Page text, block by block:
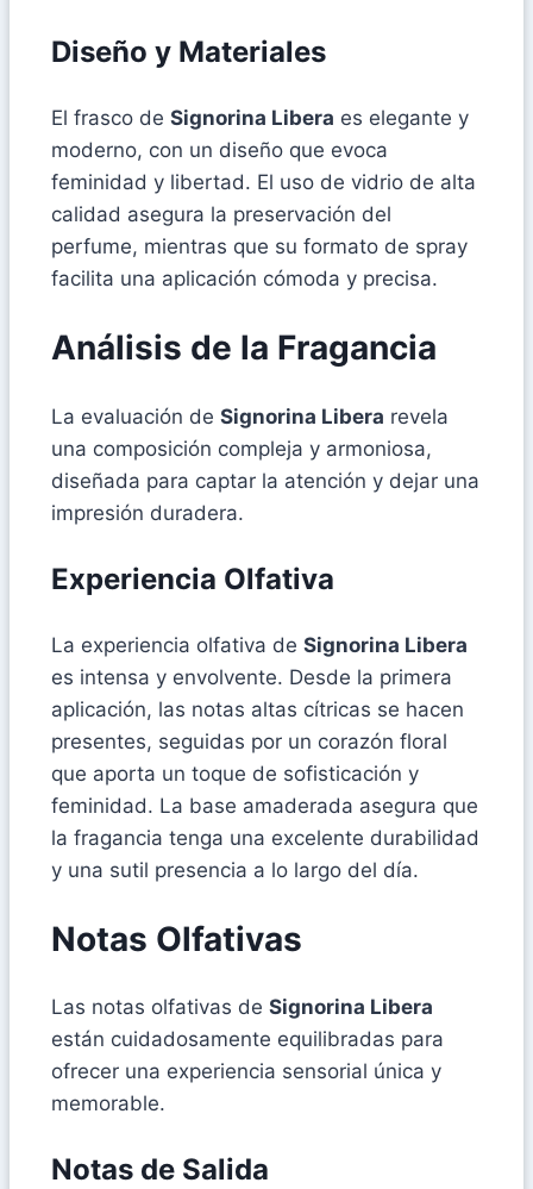
Diseño y Materiales
El frasco de Signorina Libera es elegante y
moderno, con un diseño que evoca
feminidad y libertad. El uso de vidrio de alta
calidad asegura la preservación del
perfume, mientras que su formato de spray
facilita una aplicación cómoda y precisa.
Análisis de la Fragancia
La evaluación de Signorina Libera revela
una composición compleja y armoniosa,
diseñada para captar la atención y dejar una
impresión duradera.
Experiencia Olfativa
La experiencia olfativa de Signorina Libera
es intensa y envolvente. Desde la primera
aplicación, las notas altas cítricas se hacen
presentes, seguidas por un corazón floral
que aporta un toque de sofisticación y
feminidad. La base amaderada asegura que
la fragancia tenga una excelente durabilidad
y una sutil presencia a lo largo del día.
Notas Olfativas
Las notas olfativas de Signorina Libera
están cuidadosamente equilibradas para
ofrecer una experiencia sensorial única y
memorable.
Notas de Salida